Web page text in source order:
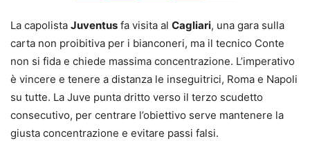
La capolista Juventus fa visita al Cagliari, una gara sulla
carta non proibitiva per i bianconeri, ma il tecnico Conte
non si fida e chiede massima concentrazione. L’imperativo
è vincere e tenere a distanza le inseguitrici, Roma e Napoli
su tutte. La Juve punta dritto verso il terzo scudetto
consecutivo, per centrare l’obiettivo serve mantenere la
giusta concentrazione e evitare passi falsi.